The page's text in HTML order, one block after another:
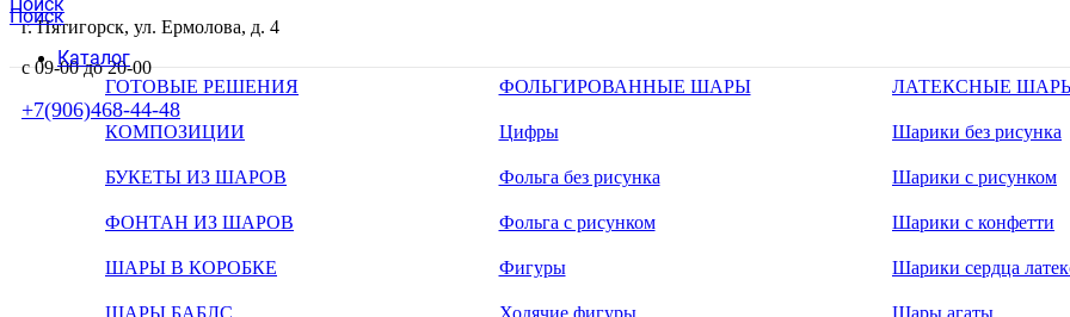
г. Пятигорск, ул. Ермолова, д. 4
с 09-00 до 20-00
+7(906)468-44-48
Поиск
Каталог
ГОТОВЫЕ РЕШЕНИЯ
КОМПОЗИЦИИ
БУКЕТЫ ИЗ ШАРОВ
ФОНТАН ИЗ ШАРОВ
ШАРЫ В КОРОБКЕ
ШАРЫ БАБЛС
ФОЛЬГИРОВАННЫЕ ШАРЫ
Цифры
Фольга без рисунка
Фольга с рисунком
Фигуры
Ходячие фигуры
ЛАТЕКСНЫЕ
Шарики без рисунка
Шарики с рисунком
Шарики с конфетти
Шарики сердца
Шары агаты